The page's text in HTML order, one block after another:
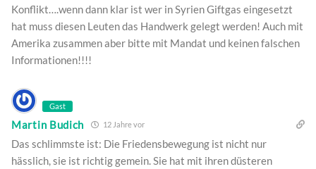
Konflikt….wenn dann klar ist wer in Syrien Giftgas eingesetzt
hat muss diesen Leuten das Handwerk gelegt werden! Auch mit
Amerika zusammen aber bitte mit Mandat und keinen falschen
Informationen!!!!
Gast
Martin Budich 12 Jahre vor
Das schlimmste ist: Die Friedensbewegung ist nicht nur
hässlich, sie ist richtig gemein. Sie hat mit ihren düsteren